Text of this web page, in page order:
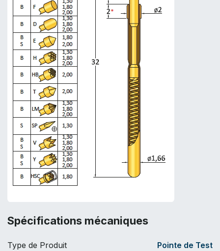
Spécifications mécaniques
Type de Produit Pointe de Test